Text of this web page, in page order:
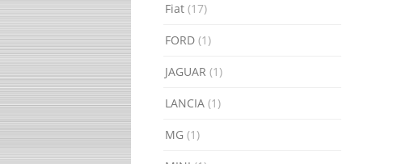
Fiat (17)
FORD (1)
JAGUAR (1)
LANCIA (1)
MG (1)